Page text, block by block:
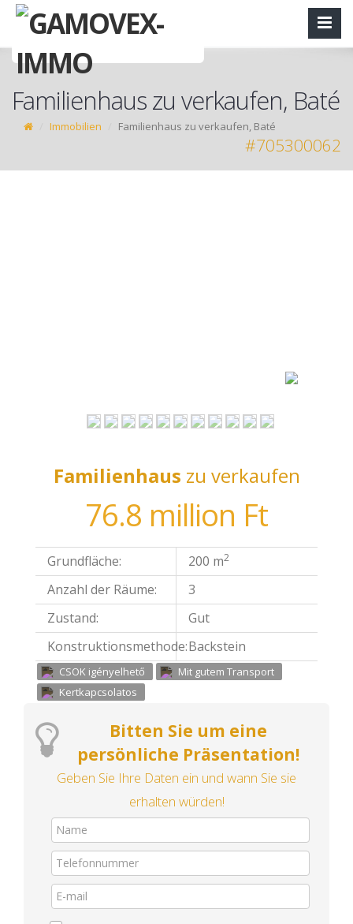
Familienhaus zu verkaufen, Baté
Immobilien Familienhaus zu verkaufen, Baté
#705300062
Familienhaus zu verkaufen
76.8 million Ft
Grundfläche: 200 m2
Anzahl der Räume:
3
Zustand:
Gut
Konstruktionsmethode:Backstein
CSOK igényelhető
Mit gutem Transport
Kertkapcsolatos
Bitten Sie um eine
persönliche Präsentation!
Geben Sie Ihre Daten ein und wann Sie sie
erhalten würden!